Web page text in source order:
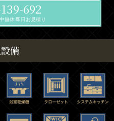
692
無休 即日お見積り
備